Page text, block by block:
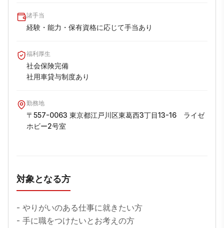
諸手当
経験・能力・保有資格に応じて手当あり
福利厚生
社会保険完備
社用車貸与制度あり
勤務地
〒557-0063 東京都江戸川区東葛西3丁目13-16　ライゼ
ホビー2号室
対象となる方
- やりがいのある仕事に就きたい方
- 手に職をつけたいとお考えの方